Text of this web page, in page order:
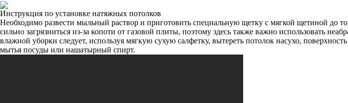
Инструкция по установке натяжных потолков
Необходимо развести мыльный раствор и приготовить специальную щетку с мягкой щетиной до
сильно загрязниться из-за копоти от газовой плиты, поэтому здесь также важно использовать
влажной уборки следует, используя мягкую сухую салфетку, вытереть потолок насухо,
мытья посуды или нашатырный спирт.